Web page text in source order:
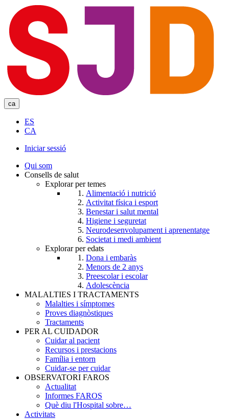
main
content
ca
ES
CA
User
account
Iniciar sessió
Qui som
Consells de salut
Explorar per temes
Alimentació i nutrició
Activitat física i esport
Benestar i salut mental
Higiene i seguretat
Neurodesenvolupament i aprenentatge
Societat i medi ambient
Explorar per edats
Dona i embaràs
Menors de 2 anys
Preescolar i escolar
Adolescència
MALALTIES I TRACTAMENTS
Malalties i símptomes
Proves diagnòstiques
Tractaments
PER AL CUIDADOR
Cuidar al pacient
Recursos i prestacions
Família i entorn
Cuidar-se per cuidar
OBSERVATORI FAROS
Actualitat
Informes FAROS
Què diu l'Hospital sobre…
Activitats